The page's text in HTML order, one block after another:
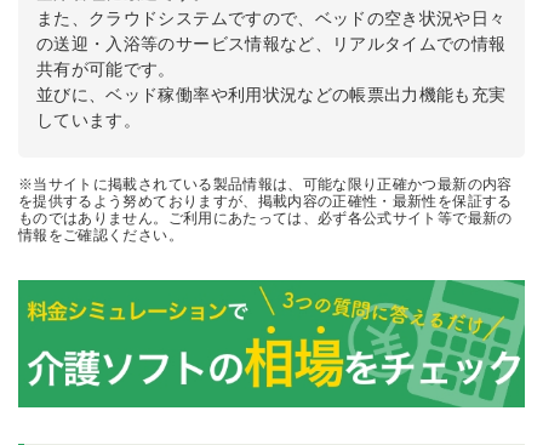
また、クラウドシステムですので、ベッドの空き状況や日々
の送迎・入浴等のサービス情報など、リアルタイムでの情報
共有が可能です。
並びに、ベッド稼働率や利用状況などの帳票出力機能も充実
しています。
※当サイトに掲載されている製品情報は、可能な限り正確かつ最新の内容
を提供するよう努めておりますが、掲載内容の正確性・最新性を保証する
ものではありません。ご利用にあたっては、必ず各公式サイト等で最新の
情報をご確認ください。